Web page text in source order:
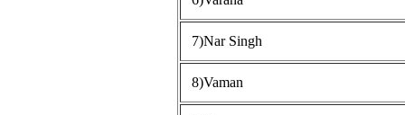
7)Nar Singh
8)Vaman